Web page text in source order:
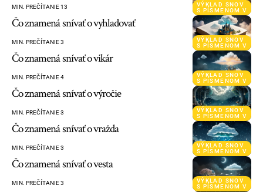
VÝKLAD SNOV
S PÍSMENOM V
MIN. PREČÍTANIE 13
VÝKLAD SNOV
S PÍSMENOM V
Čo znamená snívať o vyhladovať
MIN. PREČÍTANIE 3
VÝKLAD SNOV
S PÍSMENOM V
Čo znamená snívať o vikár
MIN. PREČÍTANIE 4
VÝKLAD SNOV
S PÍSMENOM V
Čo znamená snívať o výročie
MIN. PREČÍTANIE 3
VÝKLAD SNOV
S PÍSMENOM V
Čo znamená snívať o vražda
MIN. PREČÍTANIE 3
VÝKLAD SNOV
S PÍSMENOM V
Čo znamená snívať o vesta
MIN. PREČÍTANIE 3